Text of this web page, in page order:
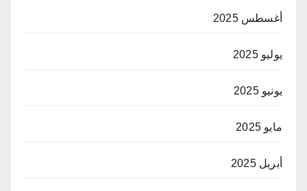
أغسطس 2025
يوليو 2025
يونيو 2025
مايو 2025
أبريل 2025